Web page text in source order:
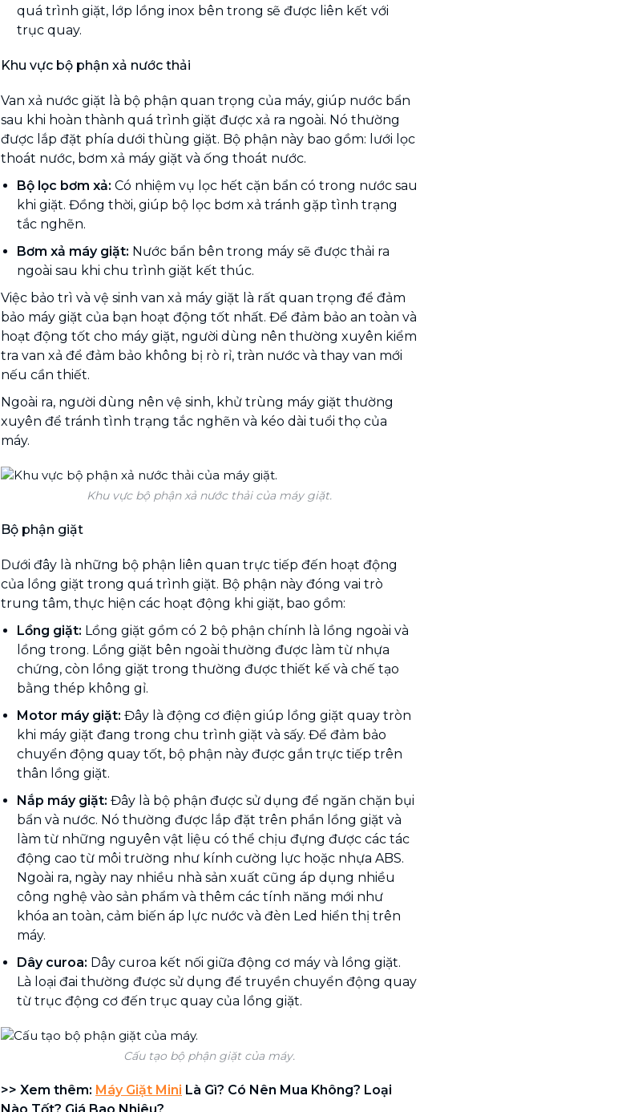
quá trình giặt, lớp lồng inox bên trong sẽ được liên kết với
trục quay.
Khu vực bộ phận xả nước thải
Van xả nước giặt là bộ phận quan trọng của máy, giúp nước bẩn
sau khi hoàn thành quá trình giặt được xả ra ngoài. Nó thường
được lắp đặt phía dưới thùng giặt. Bộ phận này bao gồm: lưới lọc
thoát nước, bơm xả máy giặt và ống thoát nước.
Bộ lọc bơm xả: Có nhiệm vụ lọc hết cặn bẩn có trong nước sau
khi giặt. Đồng thời, giúp bộ lọc bơm xả tránh gặp tình trạng
tắc nghẽn.
Bơm xả máy giặt: Nước bẩn bên trong máy sẽ được thải ra
ngoài sau khi chu trình giặt kết thúc.
Việc bảo trì và vệ sinh van xả máy giặt là rất quan trọng để đảm
bảo máy giặt của bạn hoạt động tốt nhất. Để đảm bảo an toàn và
hoạt động tốt cho máy giặt, người dùng nên thường xuyên kiểm
tra van xả để đảm bảo không bị rò rỉ, tràn nước và thay van mới
nếu cần thiết.
Ngoài ra, người dùng nên vệ sinh, khử trùng máy giặt thường
xuyên để tránh tình trạng tắc nghẽn và kéo dài tuổi thọ của
máy.
Khu vực bộ phận xả nước thải của máy giặt.
Bộ phận giặt
Dưới đây là những bộ phận liên quan trực tiếp đến hoạt động
của lồng giặt trong quá trình giặt. Bộ phận này đóng vai trò
trung tâm, thực hiện các hoạt động khi giặt, bao gồm:
Lồng giặt: Lồng giặt gồm có 2 bộ phận chính là lồng ngoài và
lồng trong. Lồng giặt bên ngoài thường được làm từ nhựa
chứng, còn lồng giặt trong thường được thiết kế và chế tạo
bằng thép không gỉ.
Motor máy giặt: Đây là động cơ điện giúp lồng giặt quay tròn
khi máy giặt đang trong chu trình giặt và sấy. Để đảm bảo
chuyển động quay tốt, bộ phận này được gắn trực tiếp trên
thân lồng giặt.
Nắp máy giặt: Đây là bộ phận được sử dụng để ngăn chặn bụi
bẩn và nước. Nó thường được lắp đặt trên phần lồng giặt và
làm từ những nguyên vật liệu có thể chịu đựng được các tác
động cao từ môi trường như kính cường lực hoặc nhựa ABS.
Ngoài ra, ngày nay nhiều nhà sản xuất cũng áp dụng nhiều
công nghệ vào sản phẩm và thêm các tính năng mới như
khóa an toàn, cảm biến áp lực nước và đèn Led hiển thị trên
máy.
Dây curoa: Dây curoa kết nối giữa động cơ máy và lồng giặt.
Là loại đai thường được sử dụng để truyền chuyển động quay
từ trục động cơ đến trục quay của lồng giặt.
Cấu tạo bộ phận giặt của máy.
>> Xem thêm: Máy Giặt Mini Là Gì? Có Nên Mua Không? Loại
Nào Tốt? Giá Bao Nhiêu?